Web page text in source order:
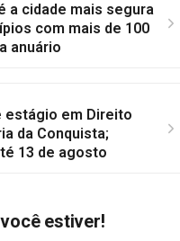
a cidade mais segura
com mais de 100
anuário
estágio em Direito
da Conquista;
13 de agosto
estiver!